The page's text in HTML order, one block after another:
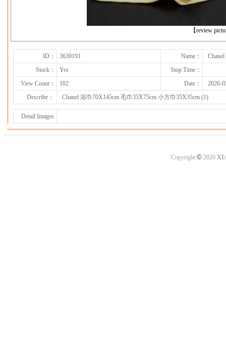
【review
下一张
ID： 3639191 Name：
Stock：
Yes
Stop Time：
View Count：
102 Date：
2026-
Describe：
Chanel 浴巾70X145cm 毛巾35X75cm 小方巾35X35cm (1)
Detail Images
Copyright ©2020